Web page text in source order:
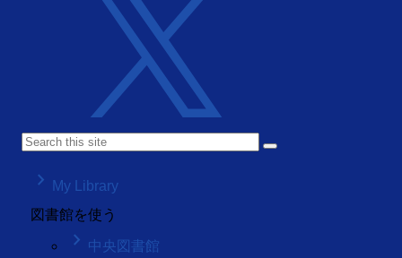
keyboard_arrow_right
My Library
図書館を使う
keyboard_arrow_right 中央図書館